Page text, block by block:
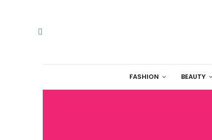
FASHION BEAUTY